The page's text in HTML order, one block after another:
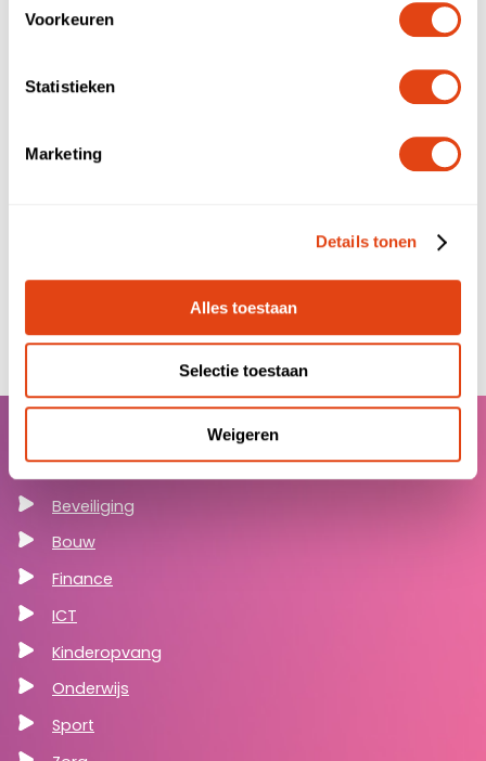
Voorkeuren
Statistieken
Marketing
Details tonen
Alles toestaan
Selectie toestaan
Weigeren
Telefoonnummer
Beveiliging
Bouw
Finance
ICT
Kinderopvang
Onderwijs
Sport